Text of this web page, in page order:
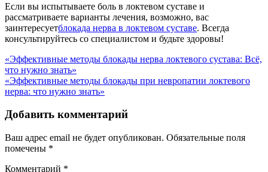
Если вы испытываете боль в локтевом суставе и
рассматриваете варианты лечения, возможно, вас
заинтересуетблокада нерва в локтевом суставе. Всегда
консультируйтесь со специалистом и будьте здоровы!
Навигация
по
записям
«Эффективные методы блокады нерва локтевого сустава: Всё,
что нужно знать»
«Эффективные методы блокады при невропатии локтевого
нерва: что нужно знать»
Добавить комментарий
Ваш адрес email не будет опубликован. Обязательные поля
помечены *
Комментарий *